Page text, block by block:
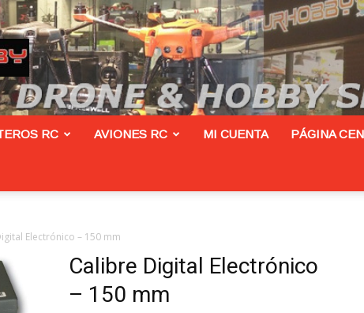
RC AVIONES RC MI CUENTA PÁGINA
Electrónico – 150 mm
Calibre Digital Electrónico
– 150 mm